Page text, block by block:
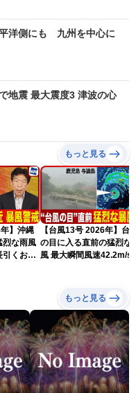
洋側にも 九州を中心に
地震 最大震度3 津波の心
もっと見る
】沖縄
烈な雨風
引くおそ
【台風13号 2026年】台
の目に入る直前の猛烈な
風 最大瞬間風速42.2m/s
もっと見る